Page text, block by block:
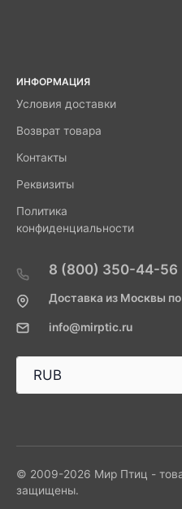
ИНФОРМАЦИЯ
Условия доставки
Возврат товара
Контакты
Реквизиты
Политика
конфиденциальности
8 (800) 350-44-56
Доставка из Москвы
info@mirptic.ru
© 2009-2026 Мир Птиц -
защищены.